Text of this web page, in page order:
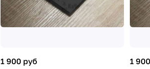
1 900 руб 1